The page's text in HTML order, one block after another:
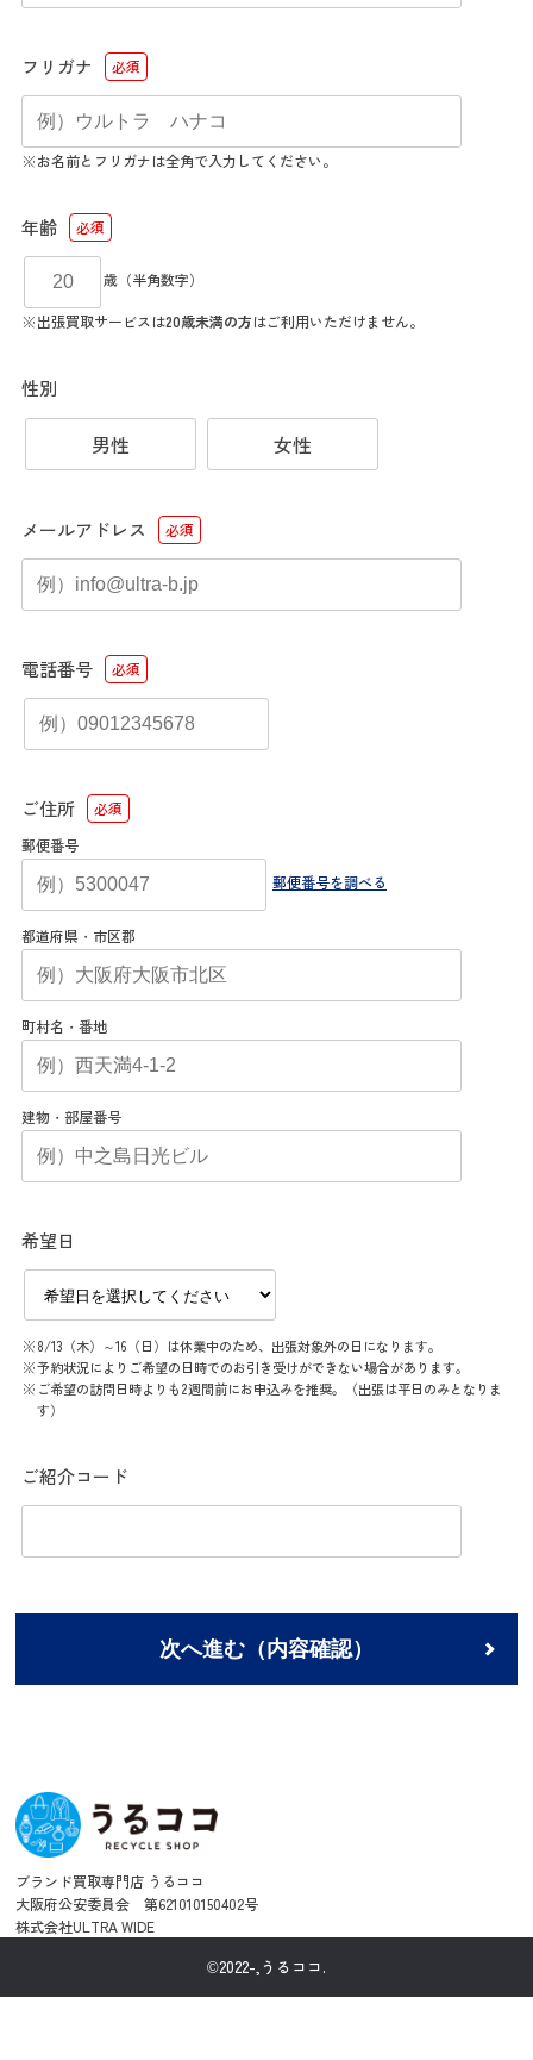
必須
フリガナ
※お名前とフリガナは全角で入力してください。
年齢 必須
歳（半角数字）
※出張買取サービスは20歳未満の方はご利用いただけません。
性別
男性 女性
必須
メールアドレス
必須
電話番号
必須
ご住所
郵便番号
郵便番号を調べる
都道府県・市区郡
町村名・番地
建物・部屋番号
希望日
8/13（木）～16（日）は休業中のため、出張対象外の日になります。
予約状況によりご希望の日時でのお引き受けができない場合があります。
ご希望の訪問日時よりも2週間前にお申込みを推奨。（出張は平日のみとなりま
す）
ご紹介コード
次へ進む（内容確認）
ブランド買取専門店 うるココ
大阪府公安委員会 第621010150402号
株式会社ULTRA WIDE
©2022-,うるココ.